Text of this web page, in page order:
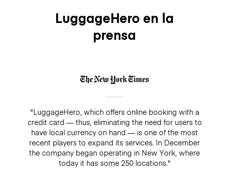
LuggageHero en la
prensa
"LuggageHero, which offers online booking with a
credit card — thus, eliminating the need for users to
have local currency on hand — is one of the most
recent players to expand its services. In December
the company began operating in New York, where
today it has some 250 locations."